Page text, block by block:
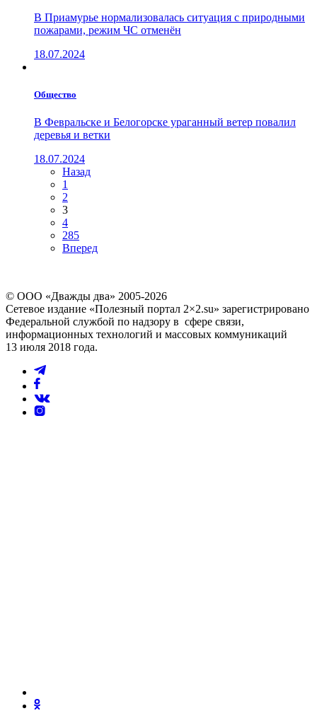
В Приамурье нормализовалась ситуация с природными
пожарами, режим ЧС отменён
18.07.2024
Общество
В Февральске и Белогорске ураганный ветер повалил
деревья и ветки
18.07.2024
Назад
1
2
3
4
285
Вперед
© ООО «Дважды два» 2005-2026
Сетевое издание «Полезный портал 2×2.su» зарегистрировано
Федеральной службой по надзору в сфере связи,
информационных технологий и массовых коммуникаций
13 июля 2018 года.